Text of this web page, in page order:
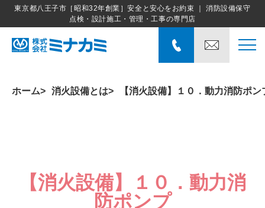
東京都八王子市［昭和32年創業］安全と安心をお約束 ｜ 消防設備保守
点検・設計施工・管理・工事の専門店
ホーム 消火設備とは 【消火設備】１０．動力消防ポン
【消火設備】１０．動力消
防ポンプ